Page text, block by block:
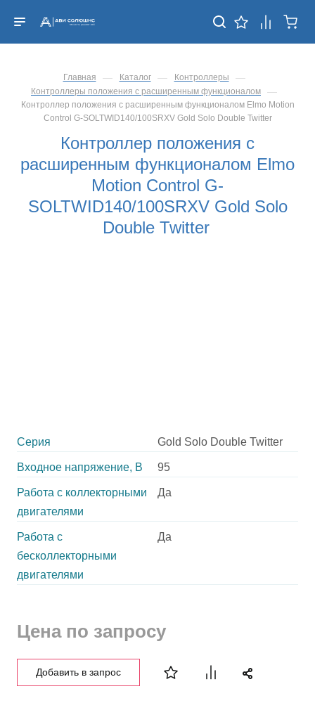
Главная — Каталог — Контроллеры —
Контроллеры положения с расширенным функционалом —
Контроллер положения с расширенным функционалом Elmo Motion
Control G-SOLTWID140/100SRXV Gold Solo Double Twitter
Контроллер положения с
расширенным функционалом Elmo
Motion Control G-
SOLTWID140/100SRXV Gold Solo
Double Twitter
Серия Gold Solo Double Twitter
Входное напряжение, В 95
Работа с коллекторными
двигателями
Да
Работа с
бесколлекторными
двигателями
Да
Цена по запросу
Добавить в запрос